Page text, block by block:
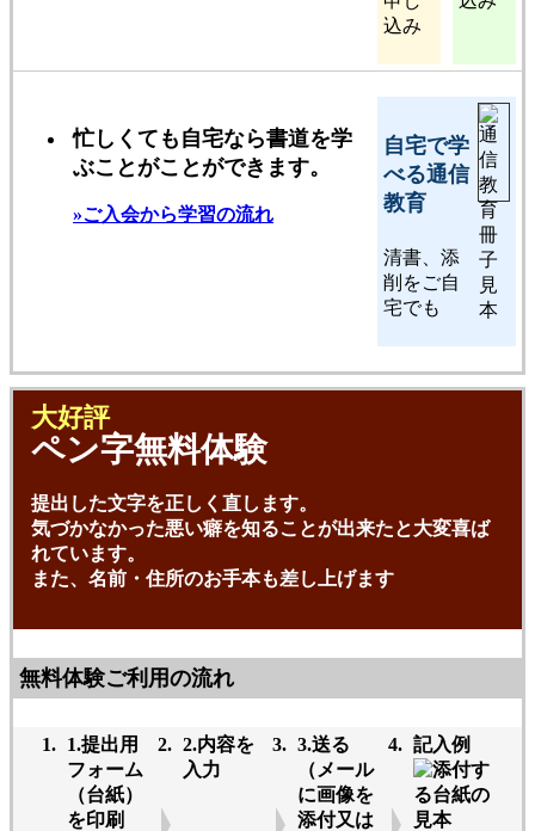
込み
忙しくても自宅なら書道を学
ぶことがことができます。
»ご入会から学習の流れ
自宅で学
べる通信
教育
清書、添
削をご自
宅でも
大好評
ペン字無料体験
提出した文字を正しく直します。
気づかなかった悪い癖を知ることが出来たと大変喜ば
れています。
また、名前・住所のお手本も差し上げます
無料体験ご利用の流れ
1.提出用
フォーム
（台紙）
を印刷
2.内容を
入力
3.送る
（メール
に画像を
添付又は
記入例